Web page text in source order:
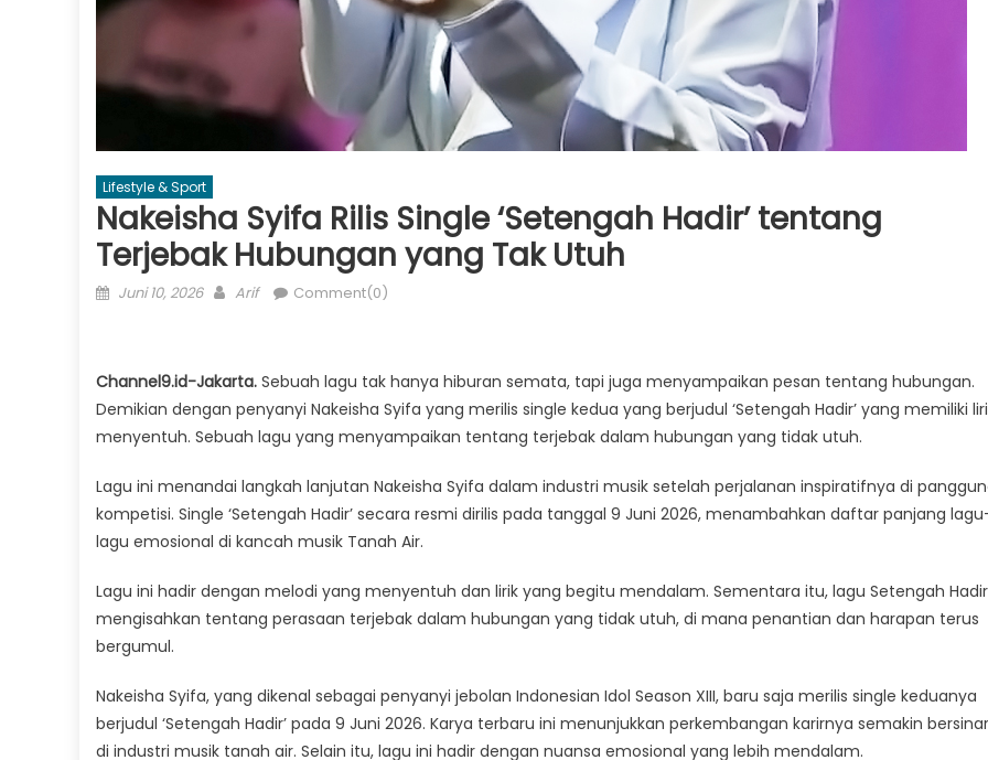
Lifestyle & Sport
Nakeisha Syifa Rilis Single ‘Setengah Hadir’ tentang
Terjebak Hubungan yang Tak Utuh
Posted
Juni 10, 2026 Author
Arif Comment(0)
Channel9.id-Jakarta. Sebuah lagu tak hanya hiburan semata, tapi juga menyampaikan pesan tentang hubungan.
Demikian dengan penyanyi Nakeisha Syifa yang merilis single kedua yang berjudul ‘Setengah Hadir’ yang memiliki
menyentuh. Sebuah lagu yang menyampaikan tentang terjebak dalam hubungan yang tidak utuh.
Lagu ini menandai langkah lanjutan Nakeisha Syifa dalam industri musik setelah perjalanan inspiratifnya di
kompetisi. Single ‘Setengah Hadir’ secara resmi dirilis pada tanggal 9 Juni 2026, menambahkan daftar panjang
lagu emosional di kancah musik Tanah Air.
Lagu ini hadir dengan melodi yang menyentuh dan lirik yang begitu mendalam. Sementara itu, lagu Setengah Hadir
mengisahkan tentang perasaan terjebak dalam hubungan yang tidak utuh, di mana penantian dan harapan terus
bergumul.
Nakeisha Syifa, yang dikenal sebagai penyanyi jebolan Indonesian Idol Season XIII, baru saja merilis single keduanya
berjudul ‘Setengah Hadir’ pada 9 Juni 2026. Karya terbaru ini menunjukkan perkembangan karirnya semakin bersinar
di industri musik tanah air. Selain itu, lagu ini hadir dengan nuansa emosional yang lebih mendalam.